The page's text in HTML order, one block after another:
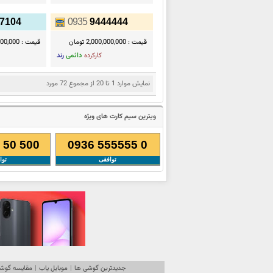
0935 9444444
قیمت :2,000,000,000 تومان
کارکرده دائمیرند
قیمت :1,100,000
نمایش موارد 1 تا 20 از مجموع 72 مورد
ویترین سیم کارت های ویژه
0936 555555 0
توافقی
500
جدیدترین گوشی ها | موبایل یاب | مقایسه